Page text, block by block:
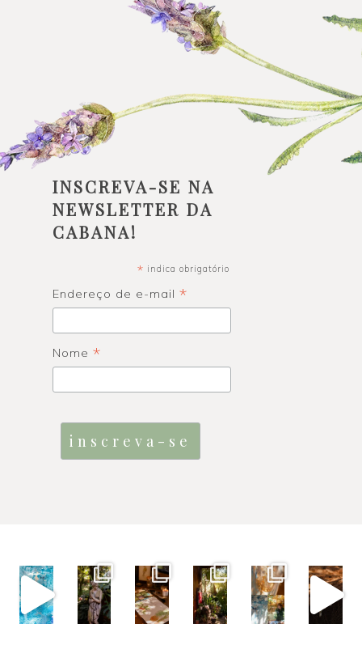
INSCREVA-SE NA
NEWSLETTER DA
CABANA!
* indica obrigatório
Endereço de e-mail *
Nome *